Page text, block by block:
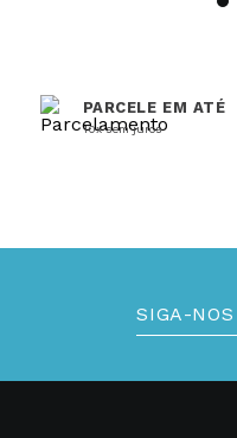
PARCELE EM ATÉ
10x sem juros
SIGA-